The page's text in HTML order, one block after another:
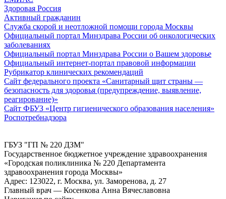
Здоровая Россия
Активный гражданин
Служба скорой и неотложной помощи города Москвы
Официальный портал Минздрава России об онкологических
заболеваниях
Официальный портал Минздрава России о Вашем здоровье
Официальный интернет-портал правовой информации
Рубрикатор клинических рекомендаций
Сайт федерального проекта «Санитарный щит страны —
безопасность для здоровья (предупреждение, выявление,
реагирование)»
Сайт ФБУЗ «Центр гигиенического образования населения»
Роспотребнадзора
ГБУЗ "ГП № 220 ДЗМ"
Государственное бюджетное учреждение здравоохранения
«Городская поликлиника № 220 Департамента
здравоохранения города Москвы»
Адрес: 123022, г. Москва, ул. Заморенова, д. 27
Главный врач — Косенкова Анна Вячеславовна